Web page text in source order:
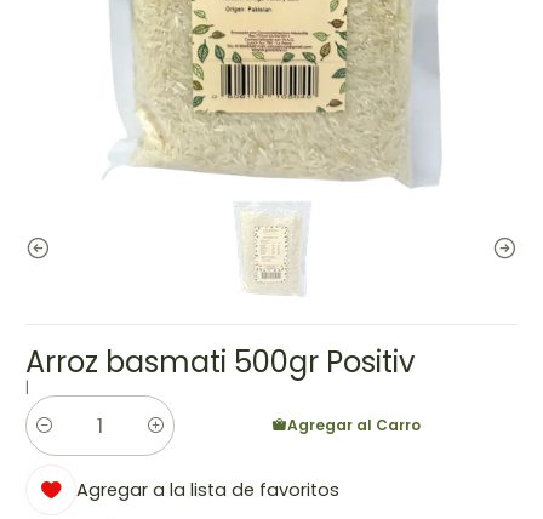
Arroz basmati 500gr Positiv
|
Cantidad
Agregar al Carro
Agregar a la lista de favoritos